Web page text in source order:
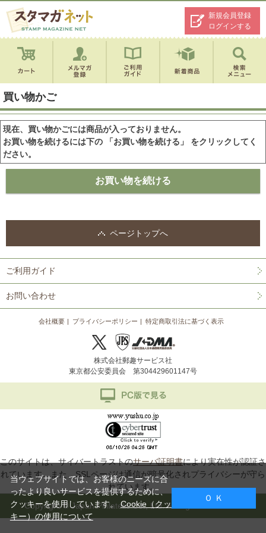
新規会員登録
ログインする
買い物かご
現在、買い物かごには商品が入っておりません。
お買い物を続けるには下の 「お買い物を続ける」 をクリックしてく
ださい。
ページトップへ
ご利用ガイド
お問い合わせ
会社概要 プライバシーポリシー 特定商取引法に基づく表示
株式会社郵趣サービス社
東京都公安委員会 第304429601147号
このサイトは、サイバートラストのサーバ証明書により実在性が認証さ
れています。また、SSLページは通信が暗号化されプライバシーが守ら
れています。
Copyright © Japan Philatelic Co., Ltd. All Rights Reserved.
当ウェブサイトでは、お客様のニーズに合
ったより良いサービスを提供するために、
クッキーを使用しています。Cookie（クッ
キー）の使用について
Ｏ Ｋ